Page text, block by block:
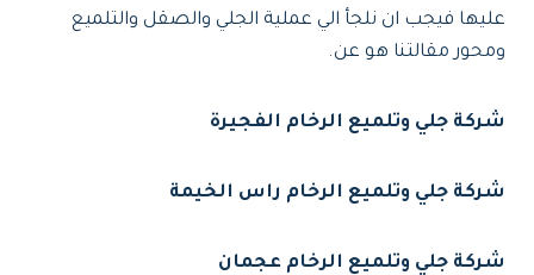
عليها فيجب ان نلجأ الي عملية الجلي والصقل والتلميع
ومحور مقالتنا هو عن.
شركة جلي وتلميع الرخام الفجيرة
شركة جلي وتلميع الرخام راس الخيمة
شركة جلي وتلميع الرخام عجمان